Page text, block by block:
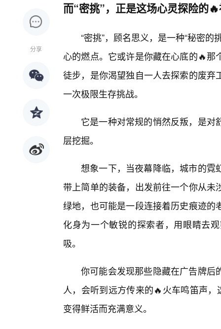
分享
而“密挑”，正是这场心灵探险的
“密挑”，顾名思义，是一种“秘密
心的燃点。它或许是你藏在心底的🔥
徒步，是你渴望独自一人去探索的废
一次极限生存挑战。
它是一种对常规的悄然反叛，是
层挖掘。
想象一下，当夜幕降临，城市的霓
带上简单的装备，出发前往一个你从
绿地，也可能是一段连接着历史痕迹
化身为一个敏锐的探索者，用眼睛去
吸。
你可能会发现那些隐藏在广告牌后
人，会听到远方传来的🔥火车鸣笛声
变得鲜活而充满意义。